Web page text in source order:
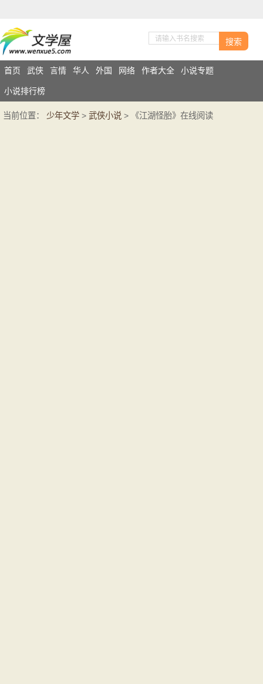
搜索
首页 武侠 言情 华人 外国 网络 作者大全 小说专题
小说排行榜
当前位置： 少年文学 > 武侠小说 > 《江湖怪胎》在线阅读